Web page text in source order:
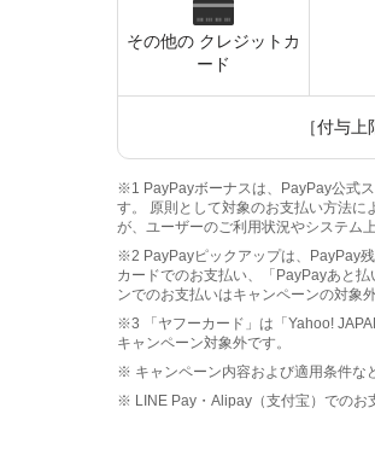
その他の クレジットカ
ード
［付与
※1 PayPayボーナスは、PayPay公式
す。 原則として対象のお支払い方法
が、ユーザーのご利用状況やシステム
※2 PayPayピックアップは、PayPay
カードでのお支払い、「PayPayあと
ンでのお支払いはキャンペーンの対象外
※3 「ヤフーカード」は「Yahoo!
キャンペーン対象外です。
※ キャンペーン内容および適用条件な
※ LINE Pay・Alipay（支付宝）でのお